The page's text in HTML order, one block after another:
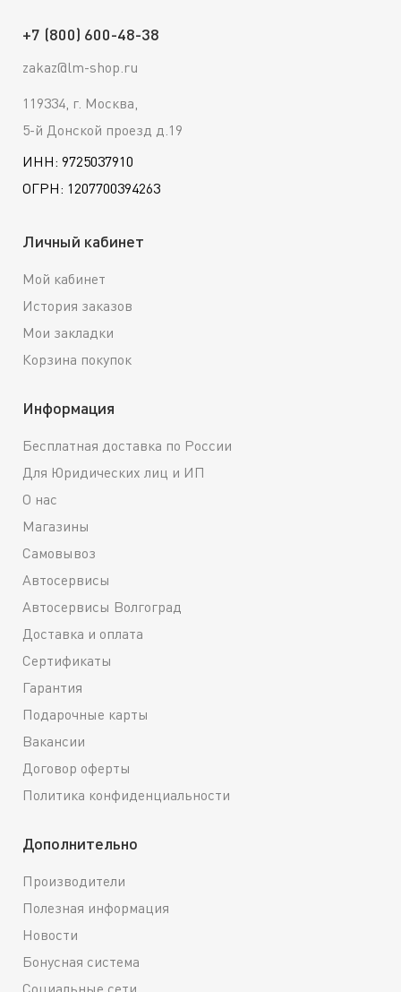
+7 (800) 600-48-38
zakaz@lm-shop.ru
119334, г. Москва,
5-й Донской проезд д.19
ИНН: 9725037910
ОГРН: 1207700394263
Личный кабинет
Мой кабинет
История заказов
Мои закладки
Корзина покупок
Информация
Бесплатная доставка по России
Для Юридических лиц и ИП
О нас
Магазины
Самовывоз
Автосервисы
Автосервисы Волгоград
Доставка и оплата
Сертификаты
Гарантия
Подарочные карты
Вакансии
Договор оферты
Политика конфиденциальности
Дополнительно
Производители
Полезная информация
Новости
Бонусная система
Социальные сети